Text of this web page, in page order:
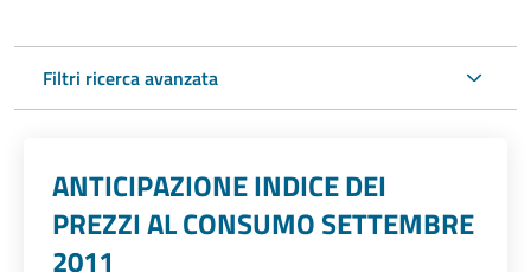
Filtri ricerca avanzata
ANTICIPAZIONE INDICE DEI
PREZZI AL CONSUMO SETTEMBRE
2011